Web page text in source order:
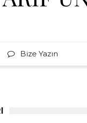
Bize Yazın